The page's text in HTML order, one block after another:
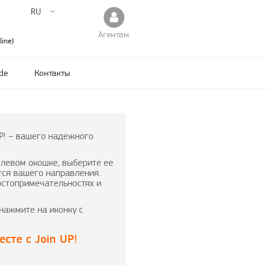
Агентам
RU
Контакты
– вашего надежного
окошке, выберите ее
вашего направления.
и
на иконку с
с Join UP!